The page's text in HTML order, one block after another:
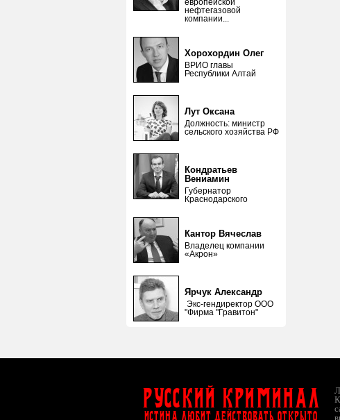
европейской
нефтегазовой
компании...
Хорохордин Олег
ВРИО главы
Республики Алтай
Лут Оксана
Должность: министр
сельского хозяйства РФ
Кондратьев
Вениамин
Губернатор
Краснодарского
Кантор Вячеслав
Владелец компании
«Акрон»
Ярчук Александр
Экс-гендиректор ООО
"Фирма "Гравитон"
Русский Криминал
ИСТИНА ЛЮБИТ ДЕЙСТВОВАТЬ ОТКРЫТО